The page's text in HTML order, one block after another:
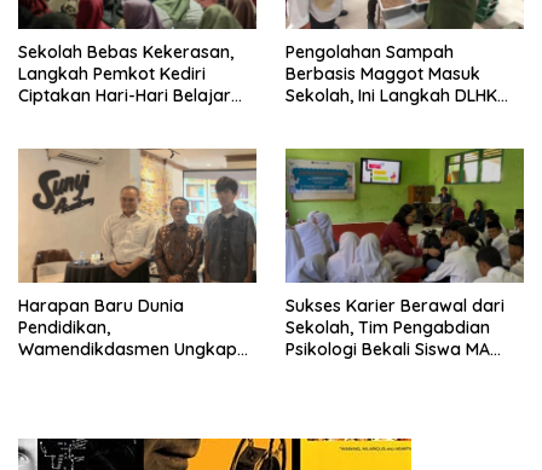
Sekolah Bebas Kekerasan,
Langkah Pemkot Kediri
Ciptakan Hari-Hari Belajar
Pengolahan Sampah
Berbasis Maggot Masuk
Sekolah, Ini Langkah DLHK
Harapan Baru Dunia
Pendidikan,
Wamendikdasmen Ungkap
Sukses Karier Berawal dari
Sekolah, Tim Pengabdian
Psikologi Bekali Siswa MA